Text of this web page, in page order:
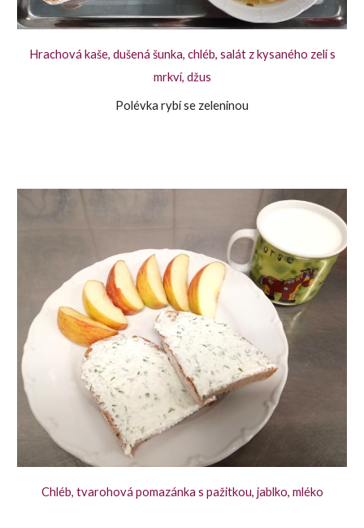
Hrachová kaše, dušená šunka, chléb, salát z kysaného zelí s
mrkví, džus
Polévka rybí se zeleninou
Chléb, tvarohová pomazánka s pažitkou, jablko, mléko